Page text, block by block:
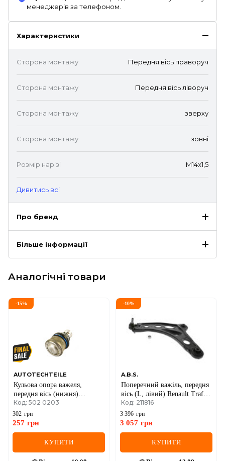
менеджерів за телефоном.
Характеристики
Сторона монтажу Передня вісь праворуч
Сторона монтажу Передня вісь ліворуч
Сторона монтажу зверху
Сторона монтажу зовні
Розмір нарізі M14x1,5
Дивитись всі
Про бренд
Більше інформації
Аналогічні товари
-15%
AUTOTECHTEILE
Кульова опора важеля,
передня вісь (нижня)
d=22mm Renault Master II +
Opel Movano A 98->07
Код: 502 0203
302 грн
257 грн
КУПИТИ
-10%
A.B.S.
Поперечний важіль, передня
вісь (L, лівий) Renault Trafic
III + Opel Vivaro B 14->
Код: 211816
3 396 грн
3 057 грн
КУПИТИ